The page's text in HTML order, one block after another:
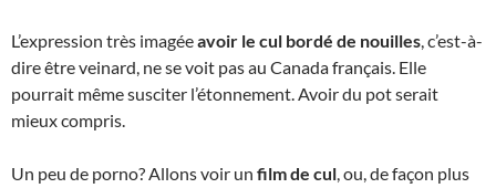
L’expression très imagéeavoir le cul bordé de nouilles, c’est-à-
dire être veinard, ne se voit pas au Canada français. Elle
pourrait même susciter l’étonnement. Avoir du pot serait
mieux compris.
Un peu de porno? Allons voir un film de cul, ou, de façon plus